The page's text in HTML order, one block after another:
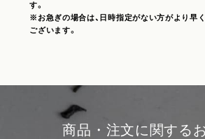
す。
※お急ぎの場合は、日時指定がない方がより早
ございます。
商品・注文に関する